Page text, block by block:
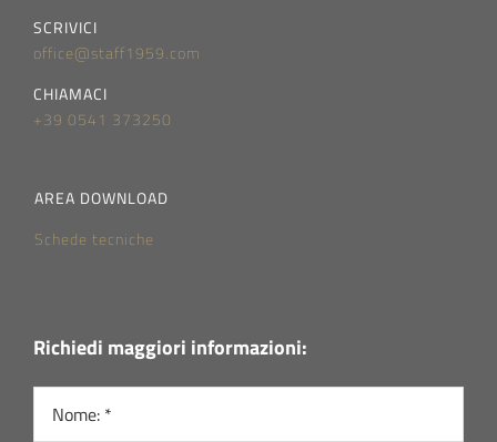
SCRIVICI
office@staff1959.com
CHIAMACI
+39 0541 373250
AREA DOWNLOAD
Schede tecniche
Richiedi maggiori informazioni: